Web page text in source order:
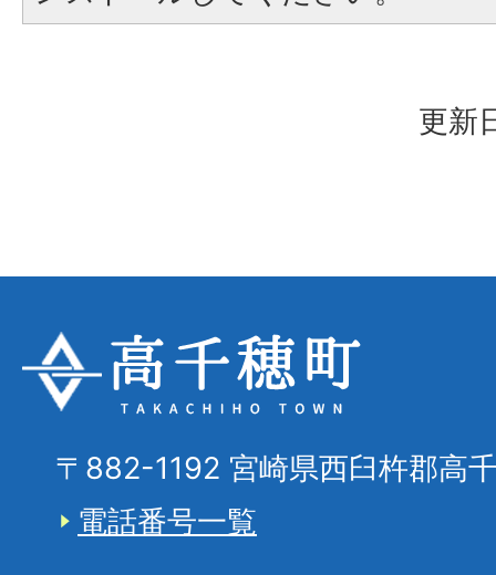
更新
〒882-1192 宮崎県西臼杵郡高
電話番号一覧